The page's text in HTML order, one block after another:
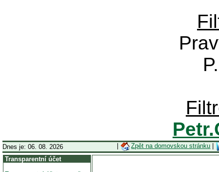
Dnes je: 06. 08. 2026 Zpět na domovskou stránku
Transparentní účet